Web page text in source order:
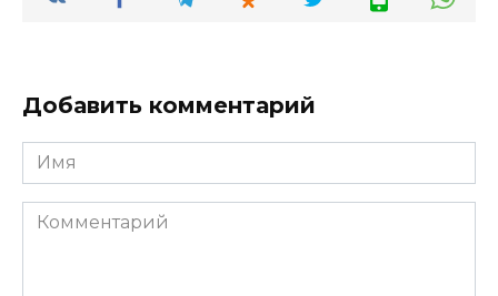
Добавить комментарий
Имя
*
Комментарий